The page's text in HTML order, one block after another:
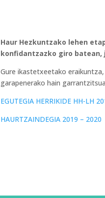
Haur Hezkuntzako lehen
konfidantzazko giro
Gure ikastetxeetako
garapenerako hain
EGUTEGIA HERRIKIDE HH-LH
HAURTZAINDEGIA 2019 – 2020